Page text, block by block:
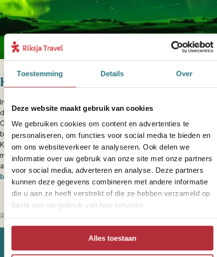
Toestemming Details Over
Deze website maakt gebruik van cookies
We gebruiken cookies om content en advertenties te
personaliseren, om functies voor social media te bieden en
om ons websiteverkeer te analyseren. Ook delen we
informatie over uw gebruik van onze site met onze partners
voor social media, adverteren en analyse. Deze partners
kunnen deze gegevens combineren met andere informatie
die u aan ze heeft verstrekt of die ze hebben verzameld op
basis van uw gebruik van hun services.
Alles toestaan
Het beroemde Noorderlicht
In de zomermaanden laat het beroemde noorderlicht zich
doorgaans niet zien. Een leuk alternatief is het Aurora Nordic Lights
Center in Reykjavík. Dit museum is compleet gewijd aan het
bijzondere natuurverschijnsel en ook in de winter interessant.
Kijkend naar een groot scherm met een doorsnede van zeven
meter zie je de flarden groen, blauw en paars van het noorderlicht
alsof je er zelf live bij bent. Boek deze excursie bij je
bouwsteen
Algemene Informatie IJsland